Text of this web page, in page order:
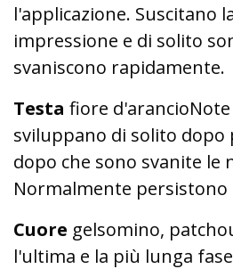
l'applicazione. Suscitano
impressione e di solito
svaniscono rapidamente.
Testa fiore
sviluppano di solito dopo
dopo che sono svanite le
Normalmente persistono
Cuore gelsomino,
l'ultima e la più lunga